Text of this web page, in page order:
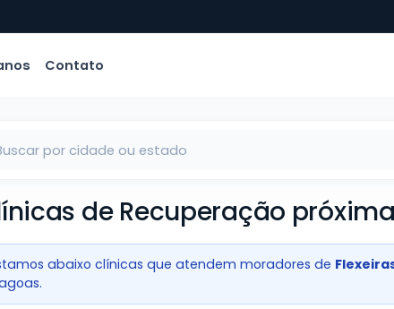
Contato
de Recuperação
abaixo clínicas que atendem moradores de